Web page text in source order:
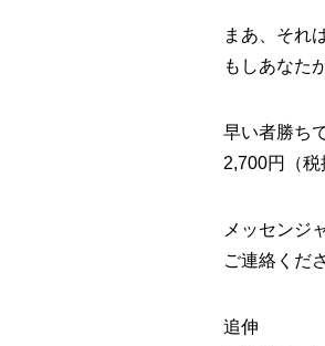
まあ、それ
もしあなた
早い者勝ち
2,700円（税
メッセンジ
ご連絡くだ
追伸